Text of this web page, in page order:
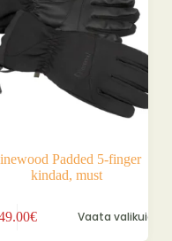
Padded 5-finger
kindad, must
€ Vaata valikuid